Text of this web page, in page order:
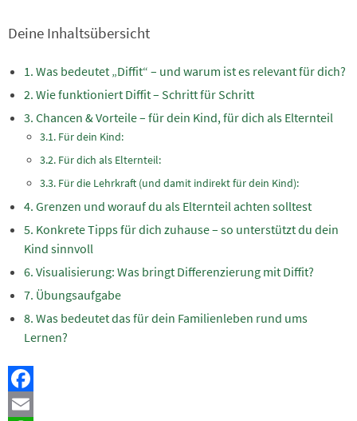
Deine Inhaltsübersicht
Was bedeutet „Diffit“ – und warum ist es relevant für dich?
Wie funktioniert Diffit – Schritt für Schritt
Chancen & Vorteile – für dein Kind, für dich als Elternteil
Für dein Kind:
Für dich als Elternteil:
Für die Lehrkraft (und damit indirekt für dein Kind):
Grenzen und worauf du als Elternteil achten solltest
Konkrete Tipps für dich zuhause – so unterstützt du dein
Kind sinnvoll
Visualisierung: Was bringt Differenzierung mit Diffit?
Übungsaufgabe
Was bedeutet das für dein Familienleben rund ums
Lernen?
Facebook